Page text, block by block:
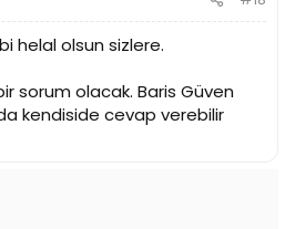
helal olsun sizlere.
sorum olacak. Baris Güven
kendiside cevap verebilir